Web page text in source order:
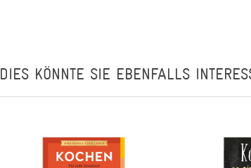
DIES KÖNNTE SIE EBENFALLS